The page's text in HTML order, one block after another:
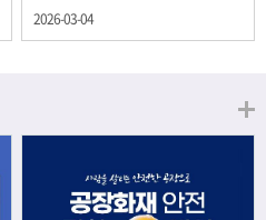
을 보이고 있는 개인투자용 국채를 3월에는
20년물 300억원입니다. 그렇다면 3월 개인
1,800억원 ④ 2,000억원 이벤트 안내 응모
기간: 2026년 3월 4일(수) ~ 3월 9일(월) 경
품: 커피쿠폰 (60명) 참여.......
2026-03-04